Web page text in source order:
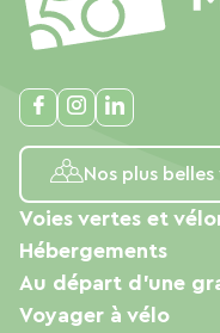
Nos plus
Voies vertes et
Hébergements
Au départ d'une
Voyager à vélo